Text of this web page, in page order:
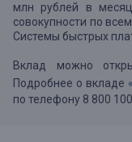
млн рублей в
совокупности по
Системы быстрых
Вклад можно
Подробнее о вкладе
по телефону 8 800